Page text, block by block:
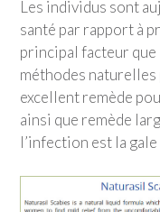
Les individus sont
santé par rapport à
principal facteur
méthodes
excellent remède
ainsi que remède
l’infection est la